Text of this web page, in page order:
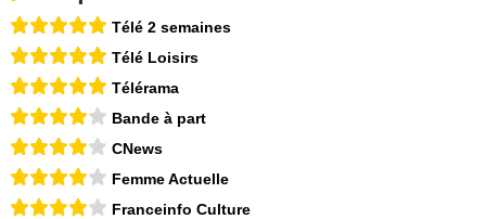
Télé 2 semaines
Télé Loisirs
Télérama
Bande à part
CNews
Femme Actuelle
Franceinfo Culture